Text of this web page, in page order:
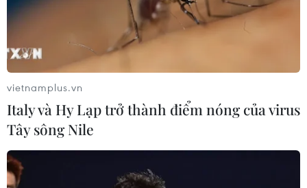
“Tỏa sáng Nghị lực Việt” 2026 đồng
hành cùng thanh niên khuyết tật
04/08/2026 11:14
Lở đất tại Ethiopia khiến ít nhất 14
người thiệt mạng
04/08/2026 10:53
vietnamplus.vn
Italy và Hy Lạp trở thành điểm nóng của virus
Tây sông Nile